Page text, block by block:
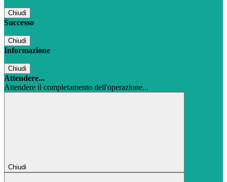
Chiudi
Successo
Chiudi
Informazione
Chiudi
Attendere...
Attendere il completamento dell'operazione...
Chiudi